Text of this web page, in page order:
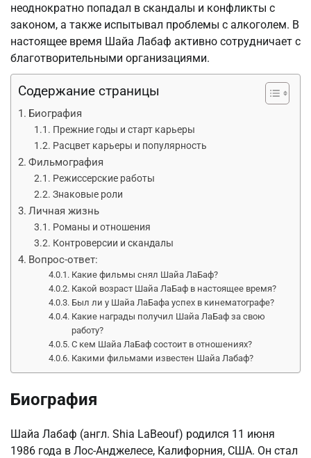
неоднократно попадал в скандалы и конфликты с
законом, а также испытывал проблемы с алкоголем. В
настоящее время Шайа Лабаф активно сотрудничает с
благотворительными организациями.
Содержание страницы
Биография
Прежние годы и старт карьеры
Расцвет карьеры и популярность
Фильмография
Режиссерские работы
Знаковые роли
Личная жизнь
Романы и отношения
Контроверсии и скандалы
Вопрос-ответ:
Какие фильмы снял Шайа ЛаБаф?
Какой возраст Шайа ЛаБаф в настоящее время?
Был ли у Шайа ЛаБафа успех в кинематографе?
Какие награды получил Шайа ЛаБаф за свою
работу?
С кем Шайа ЛаБаф состоит в отношениях?
Какими фильмами известен Шайа Лабаф?
Биография
Шайа Лабаф (англ. Shia LaBeouf) родился 11 июня
1986 года в Лос-Анджелесе, Калифорния, США. Он стал